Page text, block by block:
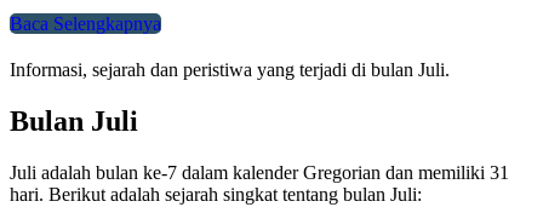
Baca Selengkapnya
Informasi, sejarah dan peristiwa yang terjadi di bulan Juli.
Bulan Juli
Juli adalah bulan ke-7 dalam kalender Gregorian dan memiliki 31
hari. Berikut adalah sejarah singkat tentang bulan Juli: